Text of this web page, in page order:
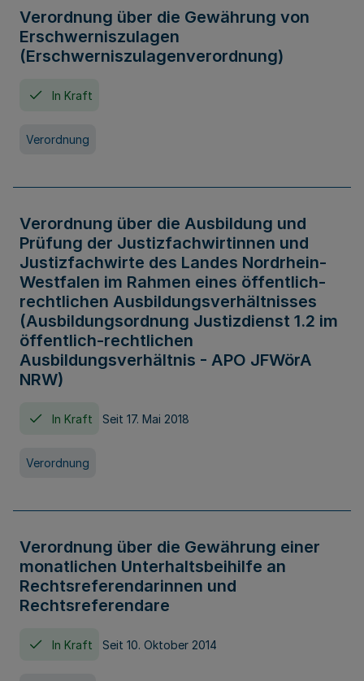
Verordnung über die Gewährung von
Erschwerniszulagen
(Erschwerniszulagenverordnung)
In Kraft
Verordnung
Verordnung über die Ausbildung und
Prüfung der Justizfachwirtinnen und
Justizfachwirte des Landes Nordrhein-
Westfalen im Rahmen eines öffentlich-
rechtlichen Ausbildungsverhältnisses
(Ausbildungsordnung Justizdienst 1.2 im
öffentlich-rechtlichen
Ausbildungsverhältnis - APO JFWörA
NRW)
In Kraft Seit 17. Mai 2018
Verordnung
Verordnung über die Gewährung einer
monatlichen Unterhaltsbeihilfe an
Rechtsreferendarinnen und
Rechtsreferendare
In Kraft Seit 10. Oktober 2014